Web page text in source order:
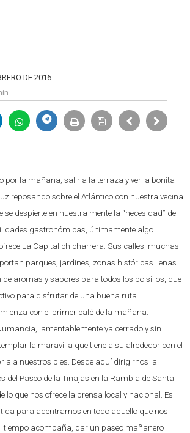
DE 2016
por la mañana, salir a la terraza y ver la bonita
reposando sobre el Atlántico con nuestra vecina
se despierte en nuestra mente la “necesidad” de
gastronómicas, últimamente algo
La Capital chicharrera. Sus calles, muchas
parques, jardines, zonas históricas llenas
de aromas y sabores para todos los bolsillos, que
para disfrutar de una buena ruta
con el primer café de la mañana.
lamentablemente ya cerrado y sin
la maravilla que tiene a su alrededor con el
a nuestros pies. Desde aquí dirigirnos a
del Paseo de la Tinajas en la Rambla de Santa
lo que nos ofrece la prensa local y nacional. Es
para adentrarnos en todo aquello que nos
tiempo acompaña, dar un paseo mañanero